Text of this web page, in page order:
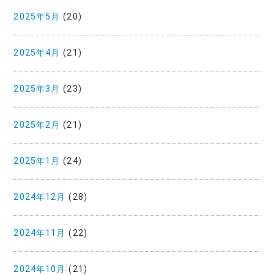
2025年5月 (20)
2025年4月 (21)
2025年3月 (23)
2025年2月 (21)
2025年1月 (24)
2024年12月 (28)
2024年11月 (22)
2024年10月 (21)